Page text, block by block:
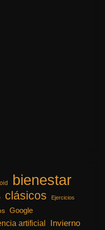
bienestar
clásicos Ejercicios
Google
artificial Invierno